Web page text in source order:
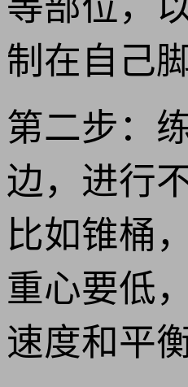
制在自己
第二步：
边，进行
比如锥桶
重心要低
速度和平